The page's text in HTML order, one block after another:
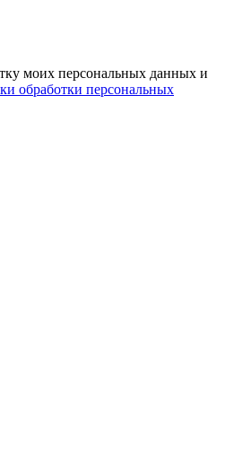
моих персональных данных и
обработки персональных